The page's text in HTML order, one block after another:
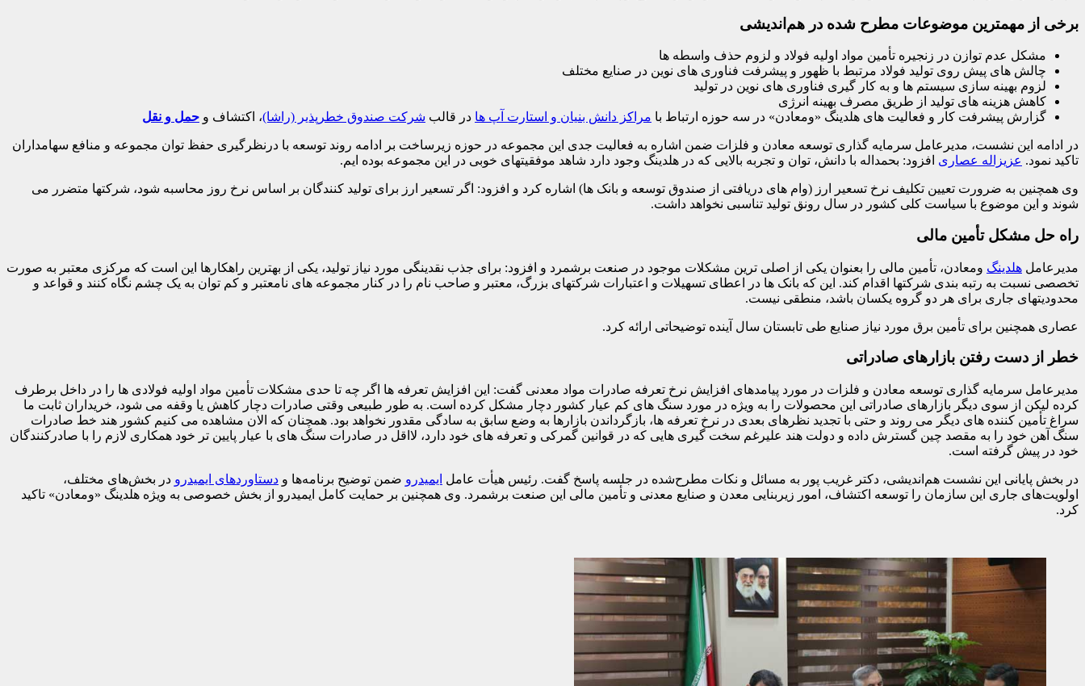
برخی از مهمترین موضوعات مطرح شده در هم‌اندیشی
مشکل عدم توازن در زنجیره تأمین مواد اولیه فولاد و لزوم حذف واسطه ها
چالش های پیش روی تولید فولاد مرتبط با ظهور و پیشرفت فناوری های نوین در صنایع مختلف
لزوم بهینه سازی سیستم ها و به کار گیری فناوری های نوین در تولید
کاهش هزینه های تولید از طریق مصرف بهینه انرژی
گزارش پیشرفت کار و فعالیت های هلدینگ «ومعادن» در سه حوزه ارتباط با مراکز دانش بنیان و استارت آپ ها در قالب شرکت صندوق خطرپذیر (راشا)، اکتشاف و حمل و نقل
در ادامه این نشست، مدیرعامل سرمایه گذاری توسعه معادن و فلزات ضمن اشاره به فعالیت جدی این مجموعه در حوزه زیرساخت بر ادامه روند توسعه با درنظرگیری حفظ توان مجموعه و منافع سهامداران
تاکید نمود. عزیزاله عصاری افزود: بحمداله با دانش، توان و تجربه بالایی که در هلدینگ وجود دارد شاهد موفقیتهای خوبی در این مجموعه بوده ایم.
وی همچنین به ضرورت تعیین تکلیف نرخ تسعیر ارز (وام های دریافتی از صندوق توسعه و بانک ها) اشاره کرد و افزود: اگر تسعیر ارز برای تولید کنندگان بر اساس نرخ روز محاسبه شود، شرکتها متضرر می
شوند و این موضوع با سیاست کلی کشور در سال رونق تولید تناسبی نخواهد داشت.
راه حل مشکل تأمین مالی
مدیرعامل هلدینگ ومعادن، تأمین مالی را بعنوان یکی از اصلی ترین مشکلات موجود در صنعت برشمرد و افزود: برای جذب نقدینگی مورد نیاز تولید، یکی از بهترین راهکارها این است که مرکزی معتبر به صورت
تخصصی نسبت به رتبه بندی شرکتها اقدام کند. این که بانک ها در اعطای تسهیلات و اعتبارات شرکتهای بزرگ، معتبر و صاحب نام را در کنار مجموعه های نامعتبر و کم توان به یک چشم نگاه کنند و قواعد و
محدودیتهای جاری برای هر دو گروه یکسان باشد، منطقی نیست.
عصاری همچنین برای تأمین برق مورد نیاز صنایع طی تابستان سال آینده توضیحاتی ارائه کرد.
خطر از دست رفتن بازارهای صادراتی
مدیرعامل سرمایه گذاری توسعه معادن و فلزات در مورد پیامدهای افزایش نرخ تعرفه صادرات مواد معدنی گفت: این افزایش تعرفه ها اگر چه تا حدی مشکلات تأمین مواد اولیه فولادی ها را در داخل برطرف
کرده لیکن از سوی دیگر بازارهای صادراتی این محصولات را به ویژه در مورد سنگ های کم عیار کشور دچار مشکل کرده است. به طور طبیعی وقتی صادرات دچار کاهش یا وقفه می شود، خریداران ثابت ما
سراغ تأمین کننده های دیگر می روند و حتی با تجدید نظرهای بعدی در نرخ تعرفه ها، بازگرداندن بازارها به وضع سابق به سادگی مقدور نخواهد بود. همچنان که الان مشاهده می کنیم کشور هند خط صادرات
سنگ آهن خود را به مقصد چین گسترش داده و دولت هند علیرغم سخت گیری هایی که در قوانین گمرکی و تعرفه های خود دارد، لااقل در صادرات سنگ های با عیار پایین تر خود همکاری لازم را با صادرکنندگان
خود در پیش گرفته است.
در بخش پایانی این نشست هم‌اندیشی، دکتر غریب پور به مسائل و نکات مطرح‌شده در جلسه پاسخ گفت. رئیس هیأت عامل ایمیدرو ضمن توضیح برنامه‌ها و دستاوردهای ایمیدرو در بخش‌های مختلف،
اولویت‌های جاری این سازمان را توسعه اکتشاف، امور زیربنایی معدن و صنایع معدنی و تأمین مالی این صنعت برشمرد. وی همچنین بر حمایت کامل ایمیدرو از بخش خصوصی به ویژه هلدینگ «ومعادن» تاکید
کرد.